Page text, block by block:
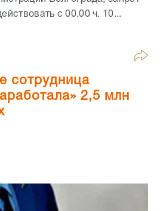
с 00.00 ч. 10...
сотрудница
2,5 млн